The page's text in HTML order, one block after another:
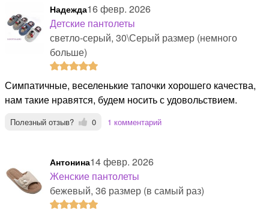
надежда16 февр. 2026
Детские пантолеты
светло-серый, 30\Серый размер (немного
больше)
Симпатичные, веселенькие тапочки хорошего качества,
нам такие нравятся, будем носить с удовольствием.
Полезный отзыв? 0 1 комментарий
Антонина14 февр. 2026
Женские пантолеты
бежевый, 36 размер (в самый раз)